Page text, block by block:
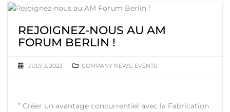
REJOIGNEZ-NOUS AU AM
FORUM BERLIN !
JULY 3, 2023 COMPANY NEWS EVENTS
” Créer un avantage concurrentiel avec la Fabrication